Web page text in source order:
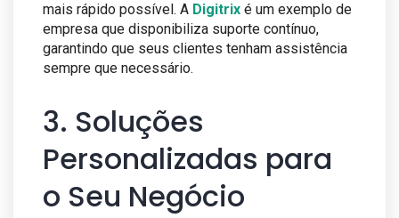
mais rápido possível. A Digitrix é um exemplo de
empresa que disponibiliza suporte contínuo,
garantindo que seus clientes tenham assistência
sempre que necessário.
3. Soluções
Personalizadas para
o Seu Negócio